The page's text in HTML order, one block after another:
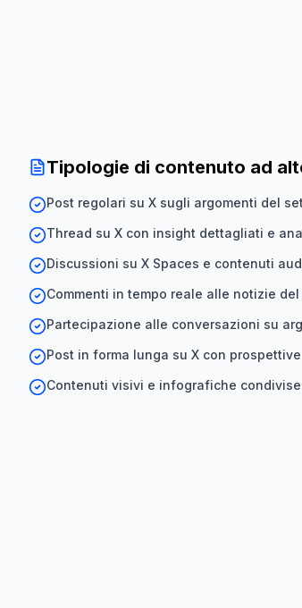
Tipologie di contenuto ad
Post regolari su X sugli argomenti del
Thread su X con insight dettagliati e
Discussioni su X Spaces e contenuti
Commenti in tempo reale alle notizie
Partecipazione alle conversazioni su
Post in forma lunga su X con
Contenuti visivi e infografiche condivise